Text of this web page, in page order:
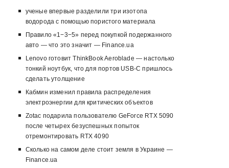
ученые впервые разделили три изотопа
водорода с помощью пористого материала
Правило «1−3−5» перед покупкой подержанного
авто — что это значит — Finance.ua
Lenovo готовит ThinkBook Aeroblade — настолько
тонкий ноутбук, что для портов USB-C пришлось
сделать утолщение
Кабмин изменил правила распределения
электроэнергии для критических объектов
Zotac подарила пользователю GeForce RTX 5090
после четырех безуспешных попыток
отремонтировать RTX 4090
Сколько на самом деле стоит земля в Украине —
Finance.ua